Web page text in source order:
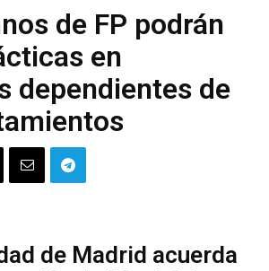
de FP podrán
en
dependientes de
de Madrid acuerda